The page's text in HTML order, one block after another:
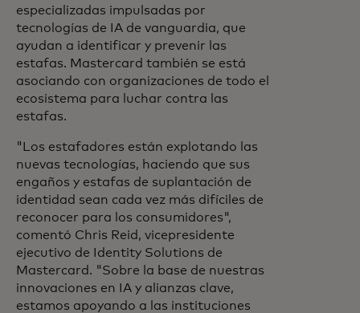
especializadas impulsadas por
tecnologías de IA de vanguardia, que
ayudan a identificar y prevenir las
estafas. Mastercard también se está
asociando con organizaciones de todo el
ecosistema para luchar contra las
estafas.
"Los estafadores están explotando las
nuevas tecnologías, haciendo que sus
engaños y estafas de suplantación de
identidad sean cada vez más difíciles de
reconocer para los consumidores",
comentó Chris Reid, vicepresidente
ejecutivo de Identity Solutions de
Mastercard. "Sobre la base de nuestras
innovaciones en IA y alianzas clave,
estamos apoyando a las instituciones